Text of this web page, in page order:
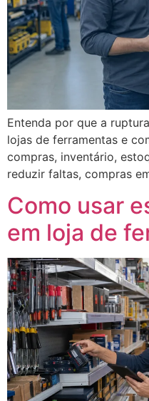
Entenda por que a
lojas de ferramentas e
compras, inventário,
reduzir faltas, compras
Como usar
em loja de